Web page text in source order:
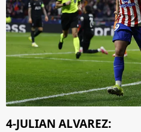
4-JULIAN ALVAREZ: